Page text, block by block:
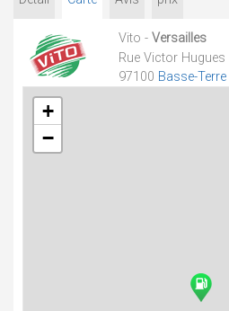
Vito - Versailles
Rue Victor Hugues
97100 Basse-Terre
+
−